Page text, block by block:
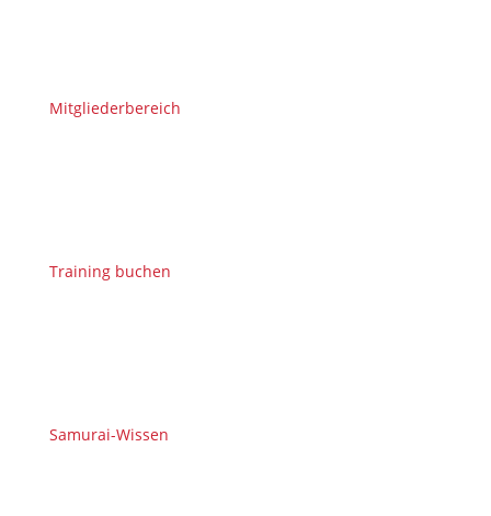
Mitgliederbereich
Training buchen
Samurai-Wissen